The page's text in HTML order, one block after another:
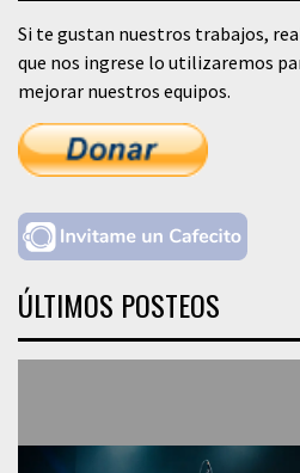
Si te gustan nuestros trabajos,
que nos ingrese lo utilizaremos
mejorar nuestros equipos.
ÚLTIMOS POSTEOS